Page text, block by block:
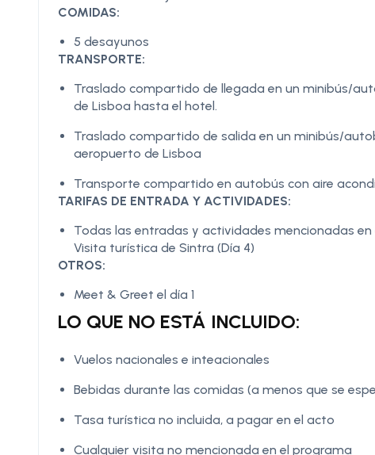
COMIDAS:
5 desayunos
TRANSPORTE:
Traslado compartido de llegada en un minibús/
de Lisboa hasta el hotel.
Traslado compartido de salida en un minibús/
aeropuerto de Lisboa
Transporte compartido en autobús con aire
TARIFAS DE ENTRADA Y ACTIVIDADES:
Todas las entradas y actividades mencionadas
Visita turística de Sintra (Día 4)
OTROS:
Meet & Greet el día 1
LO QUE NO ESTÁ INCLUIDO:
Vuelos nacionales e inteacionales
Bebidas durante las comidas (a menos que se
Tasa turística no incluida, a pagar en el acto
Cualquier visita no mencionada en el programa